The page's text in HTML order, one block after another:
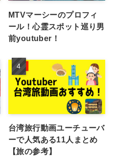
MTVマーシーのプロフィ
ール！心霊スポット巡り男
前youtuber！
台湾旅行動画ユーチューバ
ーで人気ある11人まとめ
【旅の参考】